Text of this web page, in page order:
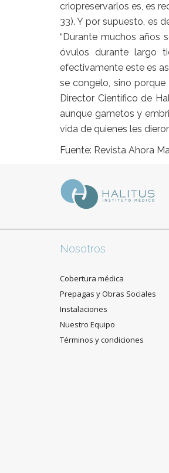
criopreservarlos es, es
33). Y por supuesto, es
“Durante muchos años
óvulos durante largo
efectivamente este es
se congelo, sino porque
Director Científico de
aunque gametos y
vida de quienes les
Fuente: Revista Ahora
Nosotros
Cobertura médica
Prepagas y Obras Sociales
Instalaciones
Nuestro Equipo
Términos y condiciones